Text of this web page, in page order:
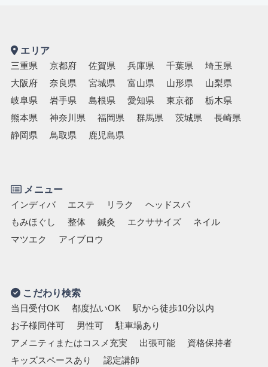
エリア
三重県 京都府 佐賀県 兵庫県 千葉県
埼玉県
大阪府
奈良県 宮城県 富山県 山形県
山梨県
岐阜県
岩手県 島根県 愛知県 東京都
栃木県
熊本県
神奈川県 福岡県 群馬県 茨城県
長崎県
静岡県
鳥取県 鹿児島県
メニュー
インディバ エステ リラク
ヘッドスパ
もみほぐし
整体 鍼灸 エクササイズ
ネイル
マツエク
アイブロウ
こだわり検索
当日受付OK 都度払いOK
駅から徒歩10分以内
お子様同伴可
男性可
駐車場あり
アメニティまたはコスメ充実
出張可能
資格保持者
キッズスペースあり
認定講師